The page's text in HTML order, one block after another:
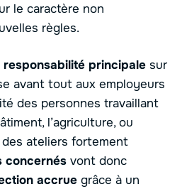
le caractère non
règles.
responsabilité principale sur
avant tout aux employeurs
des personnes travaillant
l’agriculture, ou
des ateliers fortement
concernés vont donc
accrue grâce à un